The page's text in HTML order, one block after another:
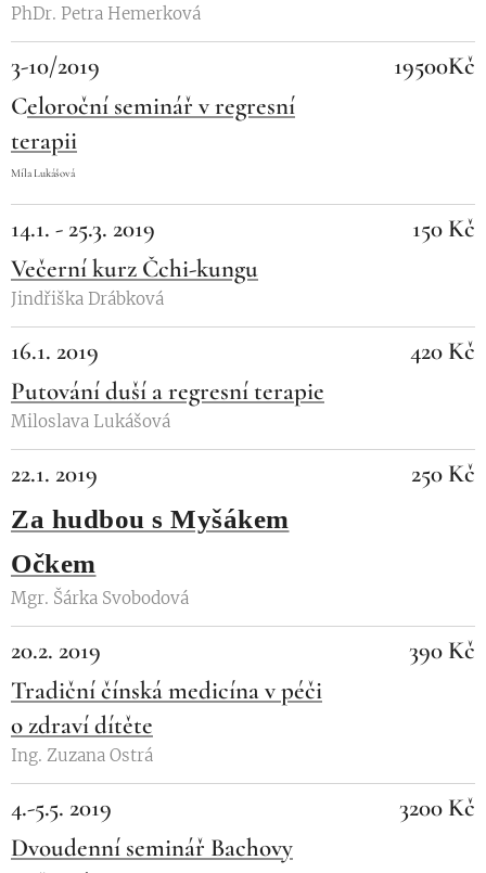
PhDr. Petra Hemerková
3-10/2019
Celoroční seminář v regresní
terapii
Míla Lukášová
19500Kč
14.1. - 25.3. 2019
Večerní kurz Čchi-kungu
Jindřiška Drábková
150 Kč
16.1. 2019
Putování duší a regresní terapie
Miloslava Lukášová
420 Kč
22.1. 2019
Za hudbou s Myšákem
Očkem
Mgr. Šárka Svobodová
250 Kč
20.2. 2019
Tradiční čínská medicína v péči
o zdraví dítěte
Ing. Zuzana Ostrá
390 Kč
4.-5.5. 2019
Dvoudenní seminář Bachovy
3200 Kč